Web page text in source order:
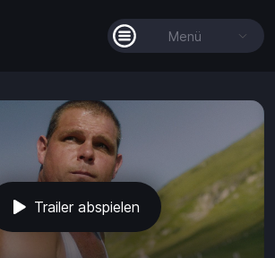
Menü
Alle Filme
So funktioniert's
Guthaben
Trailer abspielen